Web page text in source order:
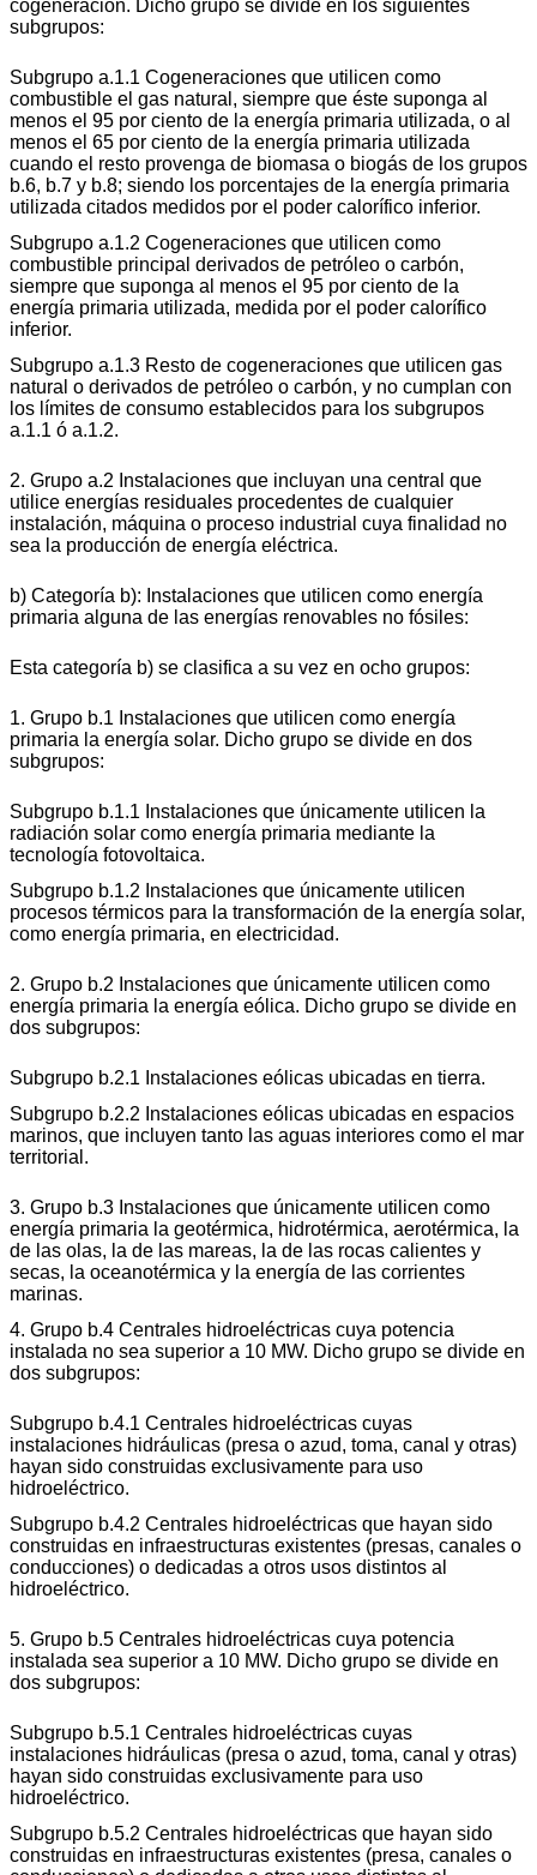
cogeneración. Dicho grupo se divide en los siguientes
subgrupos:
Subgrupo a.1.1 Cogeneraciones que utilicen como
combustible el gas natural, siempre que éste suponga al
menos el 95 por ciento de la energía primaria utilizada, o al
menos el 65 por ciento de la energía primaria utilizada
cuando el resto provenga de biomasa o biogás de los grupos
b.6, b.7 y b.8; siendo los porcentajes de la energía primaria
utilizada citados medidos por el poder calorífico inferior.
Subgrupo a.1.2 Cogeneraciones que utilicen como
combustible principal derivados de petróleo o carbón,
siempre que suponga al menos el 95 por ciento de la
energía primaria utilizada, medida por el poder calorífico
inferior.
Subgrupo a.1.3 Resto de cogeneraciones que utilicen gas
natural o derivados de petróleo o carbón, y no cumplan con
los límites de consumo establecidos para los subgrupos
a.1.1 ó a.1.2.
2. Grupo a.2 Instalaciones que incluyan una central que
utilice energías residuales procedentes de cualquier
instalación, máquina o proceso industrial cuya finalidad no
sea la producción de energía eléctrica.
b) Categoría b): Instalaciones que utilicen como energía
primaria alguna de las energías renovables no fósiles:
Esta categoría b) se clasifica a su vez en ocho grupos:
1. Grupo b.1 Instalaciones que utilicen como energía
primaria la energía solar. Dicho grupo se divide en dos
subgrupos:
Subgrupo b.1.1 Instalaciones que únicamente utilicen la
radiación solar como energía primaria mediante la
tecnología fotovoltaica.
Subgrupo b.1.2 Instalaciones que únicamente utilicen
procesos térmicos para la transformación de la energía solar,
como energía primaria, en electricidad.
2. Grupo b.2 Instalaciones que únicamente utilicen como
energía primaria la energía eólica. Dicho grupo se divide en
dos subgrupos:
Subgrupo b.2.1 Instalaciones eólicas ubicadas en tierra.
Subgrupo b.2.2 Instalaciones eólicas ubicadas en espacios
marinos, que incluyen tanto las aguas interiores como el mar
territorial.
3. Grupo b.3 Instalaciones que únicamente utilicen como
energía primaria la geotérmica, hidrotérmica, aerotérmica, la
de las olas, la de las mareas, la de las rocas calientes y
secas, la oceanotérmica y la energía de las corrientes
marinas.
4. Grupo b.4 Centrales hidroeléctricas cuya potencia
instalada no sea superior a 10 MW. Dicho grupo se divide en
dos subgrupos:
Subgrupo b.4.1 Centrales hidroeléctricas cuyas
instalaciones hidráulicas (presa o azud, toma, canal y otras)
hayan sido construidas exclusivamente para uso
hidroeléctrico.
Subgrupo b.4.2 Centrales hidroeléctricas que hayan sido
construidas en infraestructuras existentes (presas, canales o
conducciones) o dedicadas a otros usos distintos al
hidroeléctrico.
5. Grupo b.5 Centrales hidroeléctricas cuya potencia
instalada sea superior a 10 MW. Dicho grupo se divide en
dos subgrupos:
Subgrupo b.5.1 Centrales hidroeléctricas cuyas
instalaciones hidráulicas (presa o azud, toma, canal y otras)
hayan sido construidas exclusivamente para uso
hidroeléctrico.
Subgrupo b.5.2 Centrales hidroeléctricas que hayan sido
construidas en infraestructuras existentes (presa, canales o